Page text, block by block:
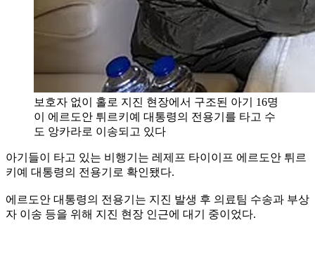
보호자 없이 홀로 지진 현장에서 구조된 아기 16명
이 에르도안 튀르키예 대통령의 전용기를 타고 수
도 앙카라로 이송되고 있다
아기들이 타고 있는 비행기는 레제프 타이이프 에르도안 튀르
키예 대통령의 전용기로 확인됐다.
에르도안 대통령의 전용기는 지진 발생 후 의료팀 수송과 부상
자 이송 등을 위해 지진 현장 인근에 대기 중이었다.